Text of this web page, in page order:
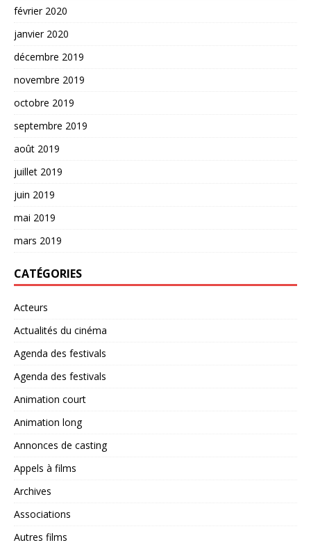
février 2020
janvier 2020
décembre 2019
novembre 2019
octobre 2019
septembre 2019
août 2019
juillet 2019
juin 2019
mai 2019
mars 2019
CATÉGORIES
Acteurs
Actualités du cinéma
Agenda des festivals
Agenda des festivals
Animation court
Animation long
Annonces de casting
Appels à films
Archives
Associations
Autres films